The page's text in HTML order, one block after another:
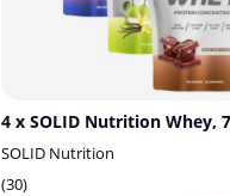
4 x SOLID Nutrition Whey,
SOLID Nutrition
30